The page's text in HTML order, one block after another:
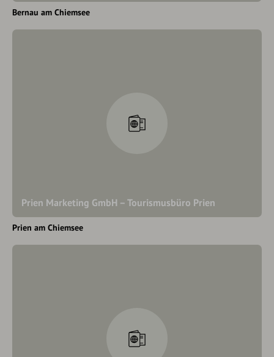
Bernau am Chiemsee
Prien Marketing GmbH – Tourismusbüro Prien
Prien am Chiemsee